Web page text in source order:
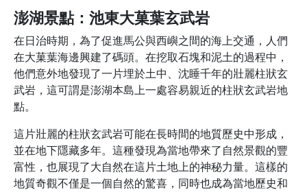
澎湖景點：池東大菓葉玄武岩
在日治時期，為了促進馬公與西嶼之間的海上交通，人們
在大菓葉海邊興建了碼頭。在挖取石塊和泥土的過程中，
他們意外地發現了一片埋於土中、沈睡千年的壯麗柱狀玄
武岩，這可謂是澎湖本島上一處容易親近的柱狀玄武岩地
點。
這片壯麗的柱狀玄武岩可能在長時間的地質歷史中形成，
並在地下隱藏多年。這種發現為當地帶來了自然景觀的豐
富性，也展現了大自然在這片土地上的神秘力量。這樣的
地質奇觀不僅是一個自然的驚喜，同時也成為當地歷史和